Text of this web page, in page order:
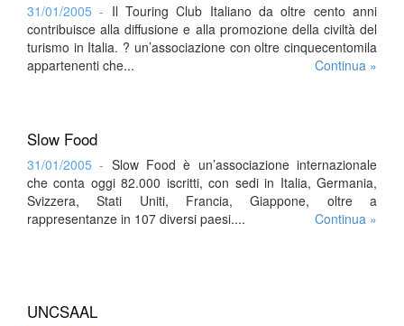
31/01/2005 - Il Touring Club Italiano da oltre cento anni
contribuisce alla diffusione e alla promozione della civiltà del
turismo in Italia. ? un’associazione con oltre cinquecentomila
appartenenti che...
Continua »
Slow Food
31/01/2005 - Slow Food è un’associazione internazionale
che conta oggi 82.000 iscritti, con sedi in Italia, Germania,
Svizzera, Stati Uniti, Francia, Giappone, oltre a
rappresentanze in 107 diversi paesi....
Continua »
UNCSAAL